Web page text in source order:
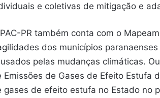
e coletivas de mitigação e
PR também conta com o
dos municípios
pelas mudanças climáticas.
Emissões de Gases de Efeito Estufa
gases de efeito estufa no Estado no